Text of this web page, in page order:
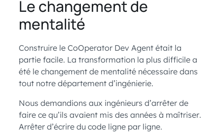
Le changement de
mentalité
Construire le CoOperator Dev Agent était la
partie facile. La transformation la plus difficile a
été le changement de mentalité nécessaire dans
tout notre département d’ingénierie.
Nous demandions aux ingénieurs d’arrêter de
faire ce qu’ils avaient mis des années à maîtriser.
Arrêter d’écrire du code ligne par ligne.